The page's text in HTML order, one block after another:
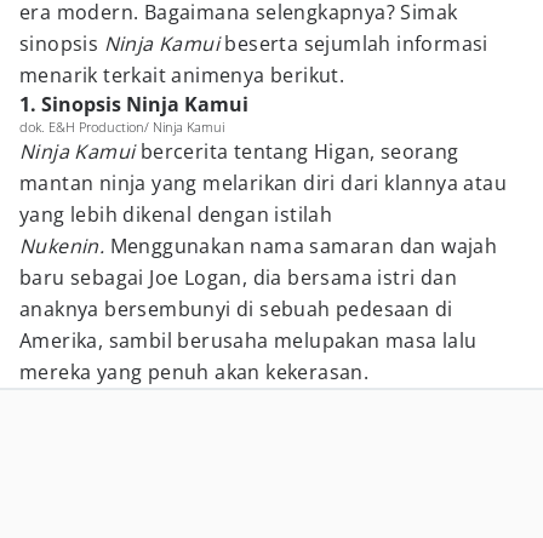
era modern. Bagaimana selengkapnya? Simak
sinopsis Ninja Kamuibeserta sejumlah informasi
menarik terkait animenya berikut.
1. Sinopsis Ninja Kamui
dok. E&H Production/ Ninja Kamui
Ninja Kamuibercerita tentang Higan, seorang
mantan ninja yang melarikan diri dari klannya atau
yang lebih dikenal dengan istilah
Nukenin. Menggunakan nama samaran dan wajah
baru sebagai Joe Logan, dia bersama istri dan
anaknya bersembunyi di sebuah pedesaan di
Amerika, sambil berusaha melupakan masa lalu
mereka yang penuh akan kekerasan.